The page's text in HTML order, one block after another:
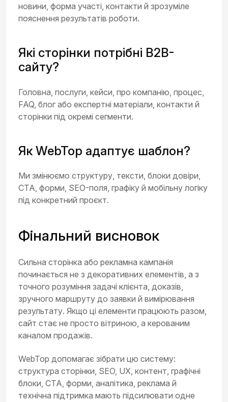
новини, форма участі, контакти й зрозуміле
пояснення результатів роботи.
Які сторінки потрібні B2B-
сайту?
Головна, послуги, кейси, про компанію, процес,
FAQ, блог або експертні матеріали, контакти й
сторінки під окремі сегменти.
Як WebTop адаптує шаблон?
Ми змінюємо структуру, тексти, блоки довіри,
CTA, форми, SEO-поля, графіку й мобільну логіку
під конкретний проєкт.
Фінальний висновок
Сильна сторінка або рекламна кампанія
починається не з декоративних елементів, а з
точного розуміння задачі клієнта, доказів,
зручного маршруту до заявки й вимірювання
результату. Якщо ці елементи працюють разом,
сайт стає не просто вітриною, а керованим
каналом продажів.
WebTop допомагає зібрати цю систему:
структура сторінки, SEO, UX, контент, графічні
блоки, CTA, форми, аналітика, реклама й
технічна підтримка мають підсилювати одне